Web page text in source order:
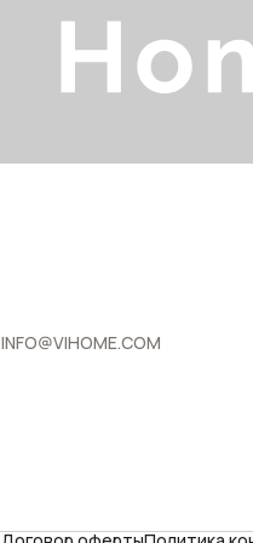
INFO@VIHOME.COM